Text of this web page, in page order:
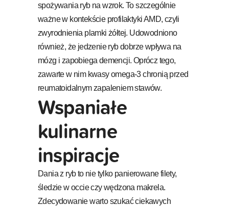
spożywania ryb na wzrok. To szczególnie
ważne w kontekście profilaktyki AMD, czyli
zwyrodnienia plamki żółtej. Udowodniono
również, że jedzenie ryb dobrze wpływa na
mózg i zapobiega demencji. Oprócz tego,
zawarte w nim kwasy omega-3 chronią przed
reumatoidalnym zapaleniem stawów.
Wspaniałe
kulinarne
inspiracje
Dania z ryb to nie tylko panierowane filety,
śledzie w occie czy wędzona makrela.
Zdecydowanie warto szukać ciekawych